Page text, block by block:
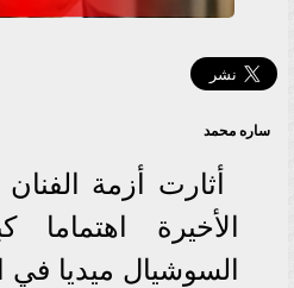
ساره محمد
أثارت أزمة
الأخيرة
السوشيال ميديا في